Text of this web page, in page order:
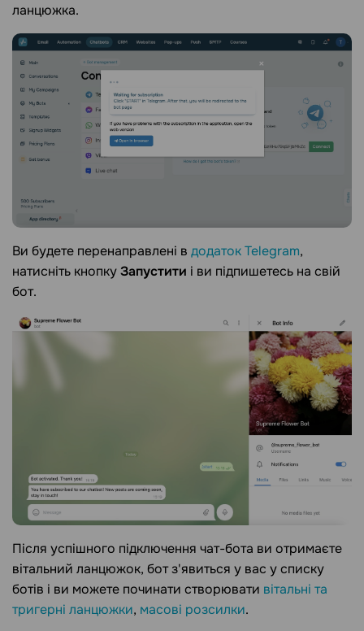
ланцюжка.
Ви будете перенаправлені в додаток Telegram,
натисніть кнопкуЗапустити і ви підпишетесь на свій
бот.
Після успішного підключення чат-бота ви отримаєте
вітальний ланцюжок, бот з'явиться у вас у списку
ботів і ви можете починати створювати вітальні та
тригерні ланцюжки, масові розсилки.